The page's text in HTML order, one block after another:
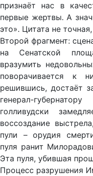
признаёт нас в
первые жертвы. А
это». Цитата не
Второй фрагмент:
на Сенатской
вразумить
поворачивается к
решившись, достаёт
генерал-
голливудски
воссоздание
пули – орудия
пуля ранит
Эта пуля, убившая
Процесс разрушения